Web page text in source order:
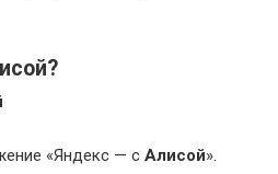
«Яндекс — с Алисой».